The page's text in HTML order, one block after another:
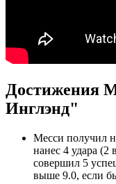
Достижения
Инглэнд"
Месси получил
нанес 4 удара (2
совершил 5
выше 9.0, если